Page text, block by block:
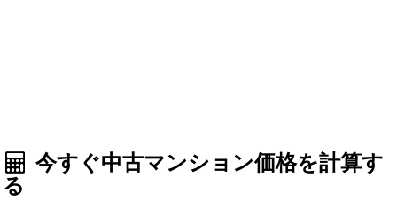
今すぐ中古マンション価格を計算す
る